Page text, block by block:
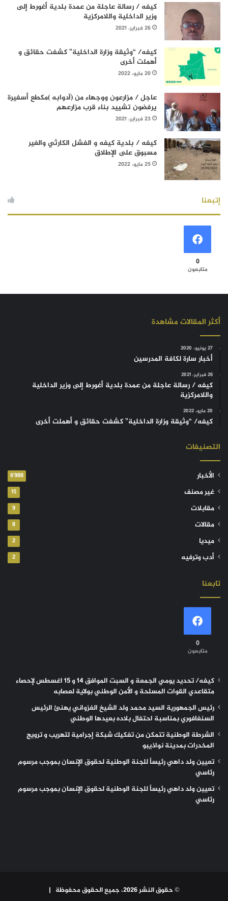
كيفه / رسالة عاجلة من عمدة بلدية أغورط إلى
وزير الداخلية واللامركزية
26 فبراير، 2021
كيفه/ “وثيقة وزارة الداخلية” كشفت حقائق و
أهملت أخرى
20 مايو، 2022
عاجل / مزارعون ووجهاء من (آدوابه )مكطع أسفيرة
يرفضون تشييد بناء قرب مزارعهم
23 فبراير، 2021
كيفه / بلدية كيفه و الفشل الكارثي والغير
مسبوق على الإطلاق
25 مايو، 2022
إتبعنا
0
متابعون
أكثر المقالات مشاهدة
27 يونيو، 2020
أخبار سارة لكافة المدرسين
26 فبراير، 2021
كيفه / رسالة عاجلة من عمدة بلدية أغورط إلى وزير الداخلية
واللامركزية
20 مايو، 2022
كيفه/ “وثيقة وزارة الداخلية” كشفت حقائق و أهملت أخرى
التصنيفات
الأخبار 6٬988
غير مصنف 15
مقابلات 9
مقالات 8
ميديا 2
أدب وترفيه 2
تابعنا
0
متابعون
كيفه/ تحديد يومي الجمعة و السبت الموافق 14 و 15 اغسطس لإحصاء
متقاعدي القوات المسلحة و الأمن الوطني بولاية لعصابه
رئيس الجمهورية السيد محمد ولد الشيخ الغزواني يهنئ الرئيس
السنغافوري بمناسبة احتفال بلاده بعيدها الوطني
الشرطة الوطنية تتمكن من تفكيك شبكة إجرامية لتهريب و ترويج
المخدرات بمدينة نواذيبو
تعيين ولد داهي رئيساً للجنة الوطنية لحقوق الإنسان بموجب مرسوم
رئاسي
تعيين ولد داهي رئيساً للجنة الوطنية لحقوق الإنسان بموجب مرسوم
رئاسي
© حقوق النشر 2026، جميع الحقوق محفوظة |